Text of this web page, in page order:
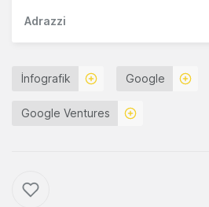
Adrazzi
İnfografik Google
Google Ventures